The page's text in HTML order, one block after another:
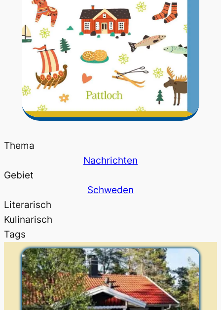
Thema
Nachrichten
Gebiet
Schweden
Literarisch
Kulinarisch
Tags